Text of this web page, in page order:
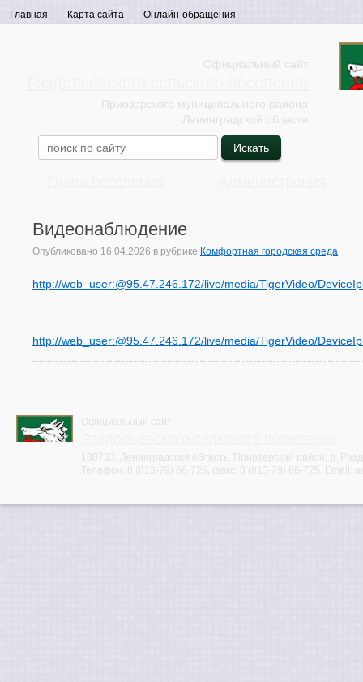
Главная Карта сайта Онлайн-обращения
Официальный сайт
Приозерского муниципального района
Ленинградской области
Видеонаблюдение
Опубликовано 16.04.2026 в рубрике Комфортная городская среда
http://web_user:@95.47.246.172/live/media/TigerVideo/
http://web_user:@95.47.246.172/live/media/TigerVideo/
Официальный сайт
188733, Ленинградская область, Приозерский район, д.
Телефон:
8 (813-79) 66-725 , факс: 8 (813-79) 66-725 . Email: